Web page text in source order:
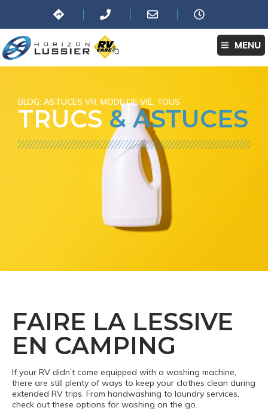
MENU
BLOG: ASTUCES VR, MODE DE VIE, TOUS
TRUCS & ASTUCES
FAIRE LA LESSIVE
EN CAMPING
If your RV didn’t come equipped with a washing machine,
there are still plenty of ways to keep your clothes clean during
extended RV trips. From handwashing to laundry services,
check out these options for washing on the go.